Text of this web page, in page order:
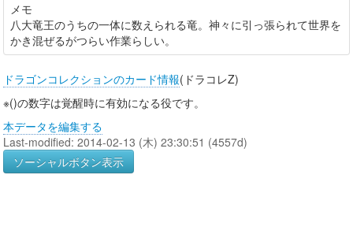
メモ
八大竜王のうちの一体に数えられる竜。神々に引っ張られて世界を
かき混ぜるがつらい作業らしい。
ドラゴンコレクションのカード情報(ドラコレZ)
※()の数字は覚醒時に有効になる役です。
本データを編集する
Last-modified: 2014-02-13 (木) 23:30:51 (4557d)
ソーシャルボタン表示